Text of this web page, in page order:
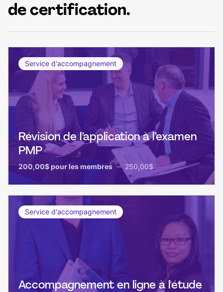
de certification.
Service d'accompagnement
Révision de l’application à l’examen
PMP
200,00$pour les membres 250,00$
Service d'accompagnement
Accompagnement en ligne à l'étude